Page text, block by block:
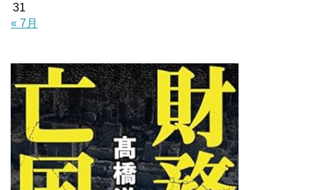
31
« 7月